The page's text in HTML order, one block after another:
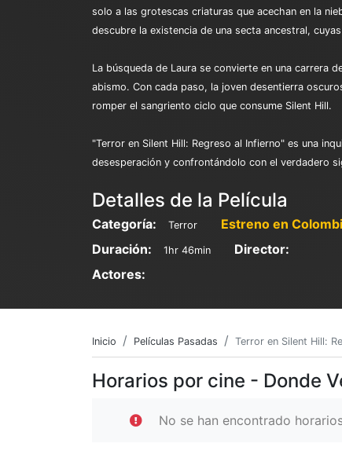
solo a las grotescas criaturas que acechan en la
descubre la existencia de una secta ancestral,
La búsqueda de Laura se convierte en una carrera
abismo. Con cada paso, la joven desentierra
romper el sangriento ciclo que consume Silent Hill.
"Terror en Silent Hill: Regreso al Infierno" es una
desesperación y confrontándolo con el verdadero
Detalles de la Película
Categoría: Terror Estreno en
Duración: 1hr 46min
Director:
Actores:
Inicio Películas Pasadas Terror en Silent Hill:
Horarios por cine - Donde
No se han encontrado